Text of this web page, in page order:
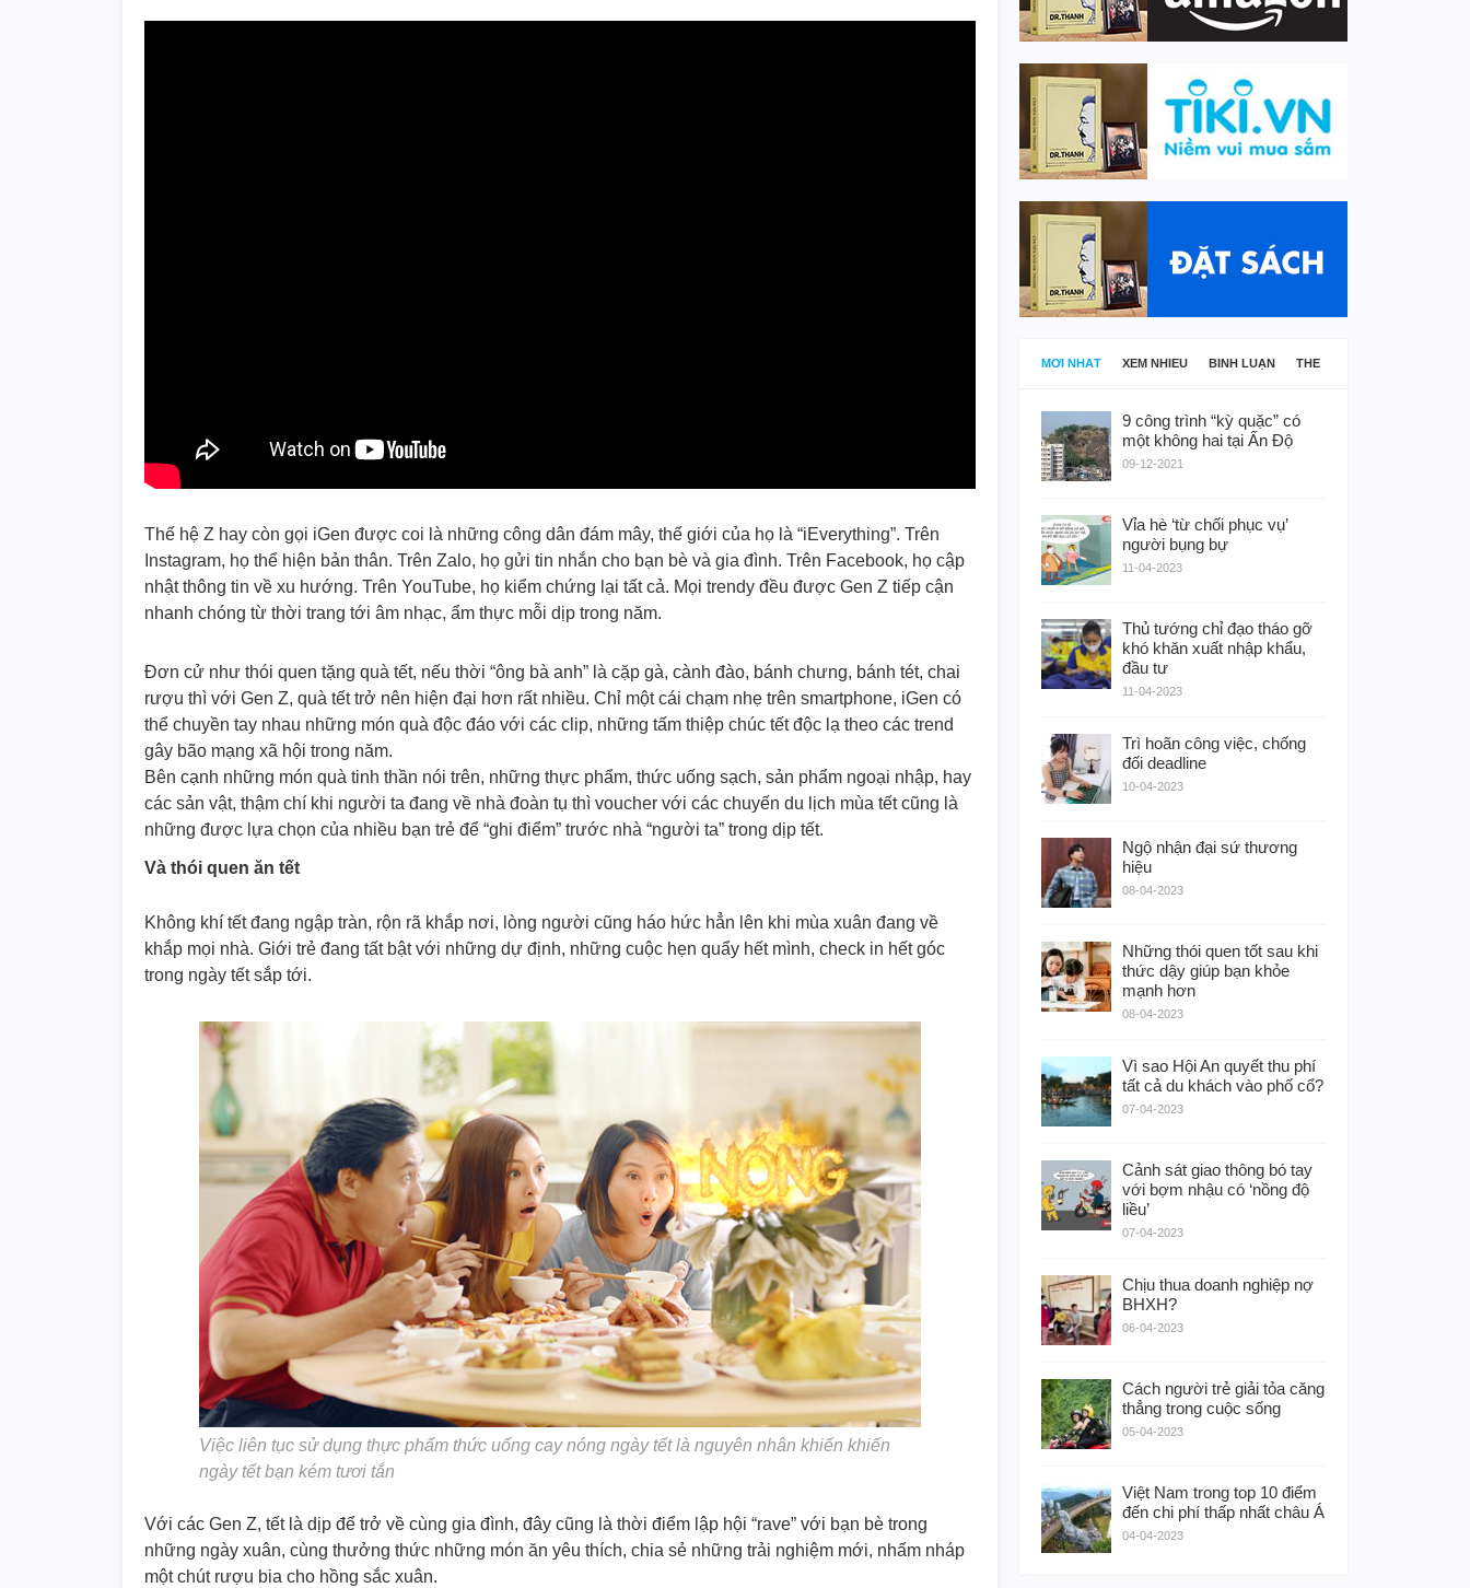
Thế hệ Z hay còn gọi iGen được coi là những công dân đám mây, thế giới của họ là “iEverything”. Trên
Instagram, họ thể hiện bản thân. Trên Zalo, họ gửi tin nhắn cho bạn bè và gia đình. Trên Facebook, họ cập
nhật thông tin về xu hướng. Trên YouTube, họ kiểm chứng lại tất cả. Mọi trendy đều được Gen Z tiếp cận
nhanh chóng từ thời trang tới âm nhạc, ẩm thực mỗi dịp trong năm.
Đơn cử như thói quen tặng quà tết, nếu thời “ông bà anh” là cặp gà, cành đào, bánh chưng, bánh tét, chai
rượu thì với Gen Z, quà tết trở nên hiện đại hơn rất nhiều. Chỉ một cái chạm nhẹ trên smartphone, iGen có
thể chuyền tay nhau những món quà độc đáo với các clip, những tấm thiệp chúc tết độc lạ theo các trend
gây bão mạng xã hội trong năm.
Bên cạnh những món quà tinh thần nói trên, những thực phẩm, thức uống sạch, sản phẩm ngoại nhập, hay
các sản vật, thậm chí khi người ta đang về nhà đoàn tụ thì voucher với các chuyến du lịch mùa tết cũng là
những được lựa chọn của nhiều bạn trẻ để “ghi điểm” trước nhà “người ta” trong dịp tết.
Và thói quen ăn tết
Không khí tết đang ngập tràn, rộn rã khắp nơi, lòng người cũng háo hức hẳn lên khi mùa xuân đang về
khắp mọi nhà. Giới trẻ đang tất bật với những dự định, những cuộc hẹn quẩy hết mình, check in hết góc
trong ngày tết sắp tới.
Việc liên tục sử dụng thực phẩm thức uống cay nóng ngày tết là nguyên nhân khiến khiến
ngày tết bạn kém tươi tắn
Với các Gen Z, tết là dịp để trở về cùng gia đình, đây cũng là thời điểm lập hội “rave” với bạn bè trong
những ngày xuân, cùng thưởng thức những món ăn yêu thích, chia sẻ những trải nghiệm mới, nhấm nháp
một chút rượu bia cho hồng sắc xuân.
MỚI NHẤT XEM NHIỀU BÌNH LUẬN THẺ
9 công trình “kỳ quặc” có
một không hai tại Ấn Độ
09-12-2021
Vỉa hè ‘từ chối phục vụ’
người bụng bự
11-04-2023
Thủ tướng chỉ đạo tháo gỡ
khó khăn xuất nhập khẩu,
đầu tư
11-04-2023
Trì hoãn công việc, chống
đối deadline
10-04-2023
Ngộ nhận đại sứ thương
hiệu
08-04-2023
Những thói quen tốt sau khi
thức dậy giúp bạn khỏe
mạnh hơn
08-04-2023
Vì sao Hội An quyết thu phí
tất cả du khách vào phố cổ?
07-04-2023
Cảnh sát giao thông bó tay
với bợm nhậu có ‘nồng độ
liều’
07-04-2023
Chịu thua doanh nghiệp nợ
BHXH?
06-04-2023
Cách người trẻ giải tỏa căng
thẳng trong cuộc sống
05-04-2023
Việt Nam trong top 10 điểm
đến chi phí thấp nhất châu Á
04-04-2023